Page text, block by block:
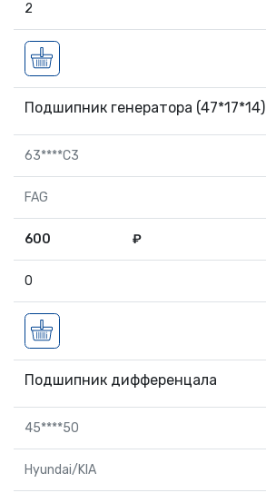
2
Подшипник генератора (47*17*14)
63****C3
FAG
600 ₽
0
Подшипник дифференцала
45****50
Hyundai/KIA